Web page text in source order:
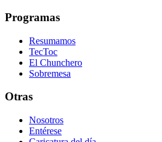
Programas
Resumamos
TecToc
El Chunchero
Sobremesa
Otras
Nosotros
Entérese